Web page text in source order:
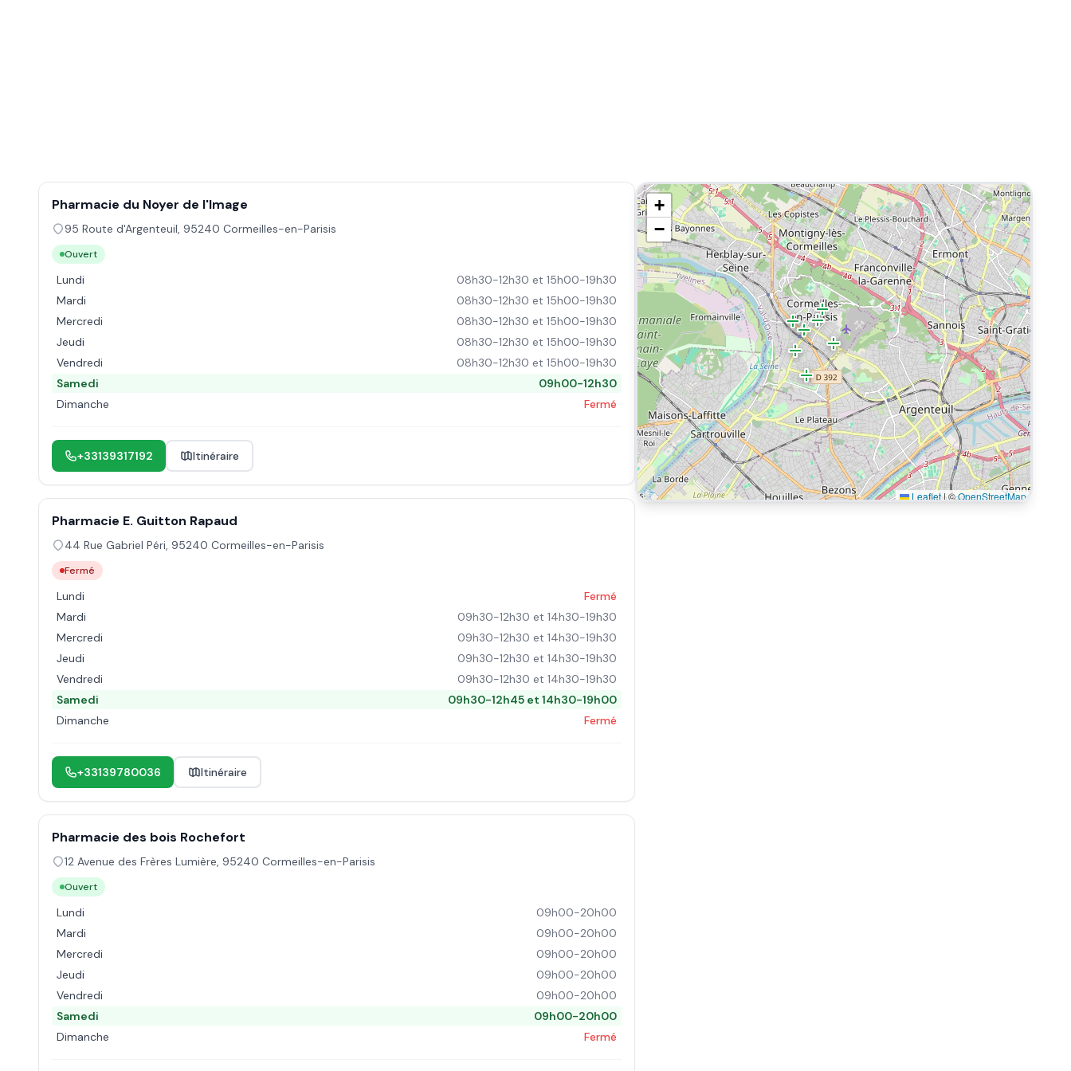
Pharmacie du Noyer de l'Image
95 Route d'Argenteuil, 95240 Cormeilles-en-Parisis
Ouvert
Lundi
08h30-12h30 et 15h00-19h30
Mardi
08h30-12h30 et 15h00-19h30
Mercredi
08h30-12h30 et 15h00-19h30
Jeudi
08h30-12h30 et 15h00-19h30
Vendredi
08h30-12h30 et 15h00-19h30
Samedi
09h00-12h30
Dimanche
Fermé
+33139317192 Itinéraire
Pharmacie E. Guitton Rapaud
44 Rue Gabriel Péri, 95240 Cormeilles-en-Parisis
Fermé
Lundi
Fermé
Mardi
09h30-12h30 et 14h30-19h30
Mercredi
09h30-12h30 et 14h30-19h30
Jeudi
09h30-12h30 et 14h30-19h30
Vendredi
09h30-12h30 et 14h30-19h30
Samedi
09h30-12h45 et 14h30-19h00
Dimanche
Fermé
+33139780036 Itinéraire
Pharmacie des bois Rochefort
12 Avenue des Frères Lumière, 95240 Cormeilles-en-Parisis
Ouvert
Lundi
09h00-20h00
Mardi
09h00-20h00
Mercredi
09h00-20h00
Jeudi
09h00-20h00
Vendredi
09h00-20h00
Samedi
09h00-20h00
Dimanche
Fermé
+
−
Leaflet|©OpenStreetMap